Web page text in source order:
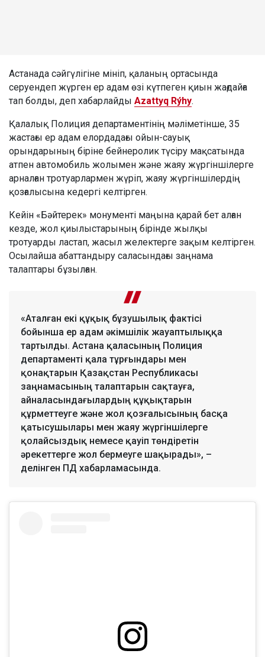
Астанада сәйгүлігіне мініп, қаланың ортасында
серуендеп жүрген ер адам өзі күтпеген қиын жағдайға
тап болды, деп хабарлайды Azattyq Rýhy.
Қалалық Полиция департаментінің мәліметінше, 35
жастағы ер адам елордадағы ойын-сауық
орындарының біріне бейнеролик түсіру мақсатында
атпен автомобиль жолымен және жаяу жүргіншілерге
арналған тротуарлармен жүріп, жаяу жүргіншілердің
қозғалысына кедергі келтірген.
Кейін «Бәйтерек» монументі маңына қарай бет алған
кезде, жол қиылыстарының бірінде жылқы
тротуарды ластап, жасыл желектерге зақым келтірген.
Осылайша абаттандыру саласындағы заңнама
талаптары бұзылған.
«Аталған екі құқық бұзушылық фактісі
бойынша ер адам әкімшілік жауаптылыққа
тартылды. Астана қаласының Полиция
департаменті қала тұрғындары мен
қонақтарын Қазақстан Республикасы
заңнамасының талаптарын сақтауға,
айналасындағылардың құқықтарын
құрметтеуге және жол қозғалысының басқа
қатысушылары мен жаяу жүргіншілерге
қолайсыздық немесе қауіп төндіретін
әрекеттерге жол бермеуге шақырады», –
делінген ПД хабарламасында.